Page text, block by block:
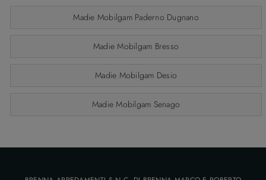
Madie Mobilgam Paderno Dugnano
Madie Mobilgam Bresso
Madie Mobilgam Desio
Madie Mobilgam Senago